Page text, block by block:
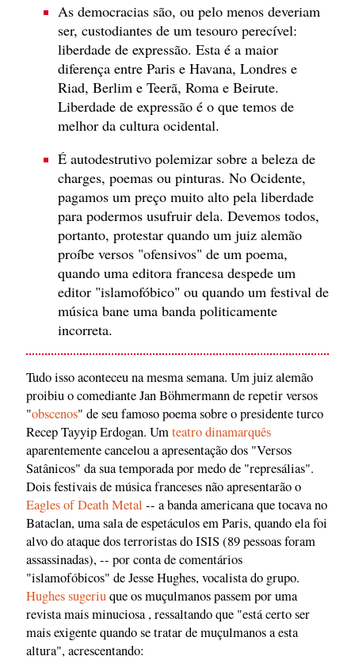
As democracias são, ou pelo menos deveriam
ser, custodiantes de um tesouro perecível:
liberdade de expressão. Esta é a maior
diferença entre Paris e Havana, Londres e
Riad, Berlim e Teerã, Roma e Beirute.
Liberdade de expressão é o que temos de
melhor da cultura ocidental.
É autodestrutivo polemizar sobre a beleza de
charges, poemas ou pinturas. No Ocidente,
pagamos um preço muito alto pela liberdade
para podermos usufruir dela. Devemos todos,
portanto, protestar quando um juiz alemão
proíbe versos "ofensivos" de um poema,
quando uma editora francesa despede um
editor "islamofóbico" ou quando um festival de
música bane uma banda politicamente
incorreta.
Tudo isso aconteceu na mesma semana. Um juiz alemão
proibiu o comediante Jan Böhmermann de repetir versos
"obscenos" de seu famoso poema sobre o presidente turco
Recep Tayyip Erdogan. Umteatro dinamarquês
aparentemente cancelou a apresentação dos "Versos
Satânicos" da sua temporada por medo de "represálias".
Dois festivais de música franceses não apresentarão o
Eagles of Death Metal -- a banda americana que tocava no
Bataclan, uma sala de espetáculos em Paris, quando ela foi
alvo do ataque dos terroristas do ISIS (89 pessoas foram
assassinadas), -- por conta de comentários
"islamofóbicos" de Jesse Hughes, vocalista do grupo.
Hughes sugeriuque os muçulmanos passem por uma
revista mais minuciosa , ressaltando que "está certo ser
mais exigente quando se tratar de muçulmanos a esta
altura", acrescentando: